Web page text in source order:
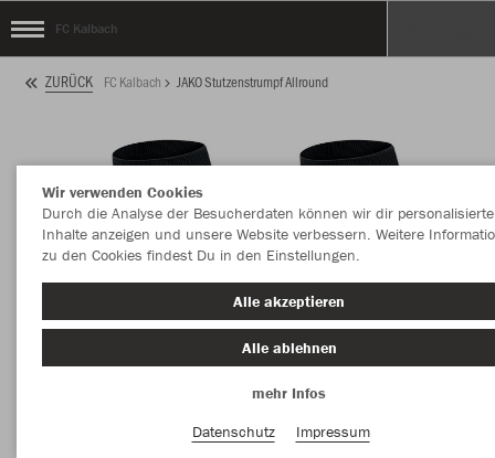
FC Kalbach
ZURÜCK FC Kalbach JAKO Stutzenstrumpf Allround
Wir verwenden Cookies
Durch die Analyse der Besucherdaten können wir dir personalisierte
Inhalte anzeigen und unsere Website verbessern. Weitere
zu den Cookies findest Du in den Einstellungen.
Alle akzeptieren
Alle ablehnen
mehr Infos
Datenschutz
Impressum